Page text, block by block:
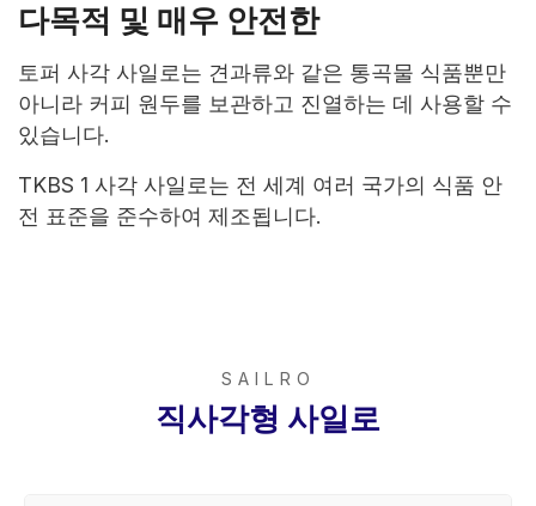
다목적 및 매우 안전한
토퍼 사각 사일로는 견과류와 같은 통곡물 식품뿐만
아니라 커피 원두를 보관하고 진열하는 데 사용할 수
있습니다.
TKBS 1 사각 사일로는 전 세계 여러 국가의 식품 안
전 표준을 준수하여 제조됩니다.
SAILRO
직사각형 사일로